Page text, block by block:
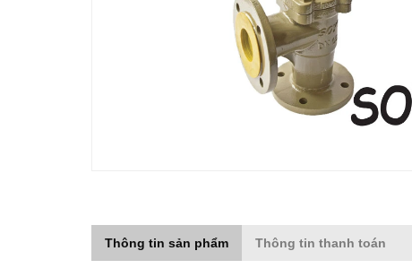
Thông tin sản phẩm Thông tin thanh toán